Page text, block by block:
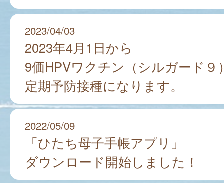
2023/04/03
2023年4月1日から
9価HPVワクチン（シルガード９
定期予防接種になります。
2022/05/09
「ひたち母子手帳アプリ」
ダウンロード開始しました！